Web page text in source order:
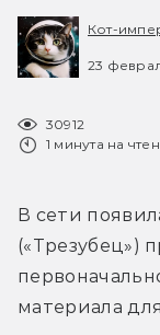
Кот-
23
30912
1 минута на
В сети
(«Трезубец»)
материала